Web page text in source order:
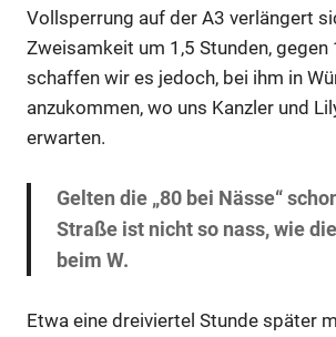
Vollsperrung auf der A3 verlängert
Zweisamkeit um 1,5 Stunden, gegen
schaffen wir es jedoch, bei ihm in
anzukommen, wo uns Kanzler und
erwarten.
Gelten die „80 bei Nässe“
Straße ist nicht so nass, wie
beim W.
Etwa eine dreiviertel Stunde später